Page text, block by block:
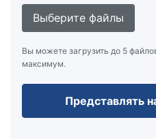
Выберите файлы
Вы можете загрузить до 5
максимум.
Представлять